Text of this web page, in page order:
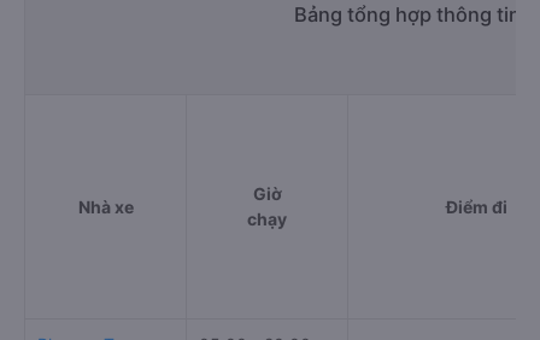
Bảng tổng hợp thông tin
Nhà xe
Giờ
chạy
Điểm đi